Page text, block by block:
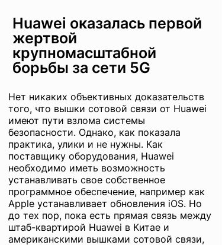
Huawei оказалась первой
жертвой
крупномасштабной
борьбы за сети 5G
Нет никаких объективных доказательств
того, что вышки сотовой связи от Huawei
имеют пути взлома системы
безопасности. Однако, как показала
практика, улики и не нужны. Как
поставщику оборудования, Huawei
необходимо иметь возможность
устанавливать свое собственное
программное обеспечение, например как
Apple устанавливает обновления iOS. Но
до тех пор, пока есть прямая связь между
штаб-квартирой Huawei в Китае и
американскими вышками сотовой связи,